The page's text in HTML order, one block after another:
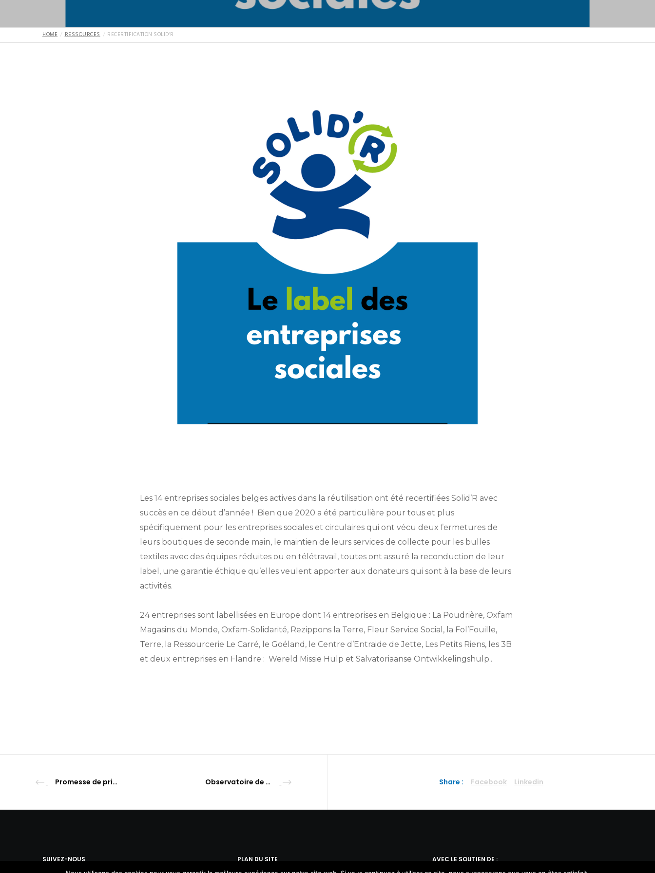
HOME RESSOURCES RECERTIFICATION SOLID’R
Les 14 entreprises sociales belges actives dans la réutilisation ont été recertifiées Solid’R avec
succès en ce début d’année ! Bien que 2020 a été particulière pour tous et plus
spécifiquement pour les entreprises sociales et circulaires qui ont vécu deux fermetures de
leurs boutiques de seconde main, le maintien de leurs services de collecte pour les bulles
textiles avec des équipes réduites ou en télétravail, toutes ont assuré la reconduction de leur
label, une garantie éthique qu’elles veulent apporter aux donateurs qui sont à la base de leurs
activités.
24 entreprises sont labellisées en Europe dont 14 entreprises en Belgique : La Poudrière, Oxfam
Magasins du Monde, Oxfam-Solidarité, Rezippons la Terre, Fleur Service Social, la Fol’Fouille,
Terre, la Ressourcerie Le Carré, le Goéland, le Centre d’Entraide de Jette, Les Petits Riens, les 3B
et deux entreprises en Flandre : Wereld Missie Hulp et Salvatoriaanse Ontwikkelingshulp..
Promesse de primes pour les asbl à vocation économique Observatoire de la réutilisation – 2020 Share : Facebook Linkedin
SUIVEZ-NOUS PLAN DU SITE AVEC LE SOUTIEN DE :